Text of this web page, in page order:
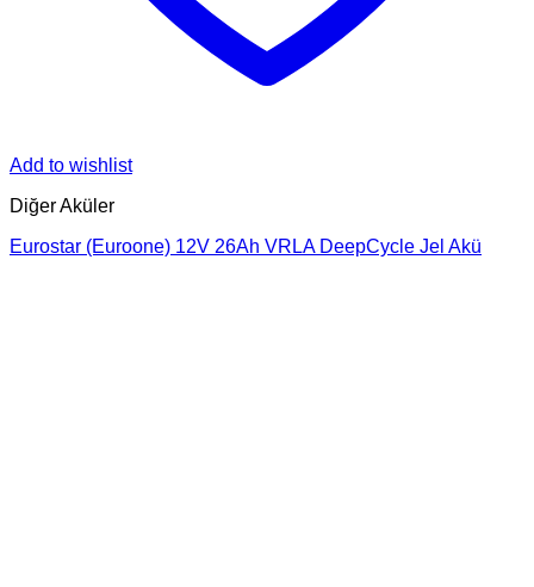
Add to wishlist
Diğer Aküler
Eurostar (Euroone) 12V 26Ah VRLA DeepCycle Jel Akü